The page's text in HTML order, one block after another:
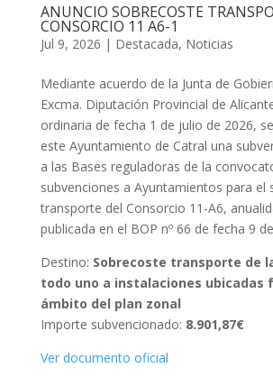
ANUNCIO SOBRECOSTE
CONSORCIO 11 A6-1
Jul 9, 2026 | Destacada, Noticias
Mediante acuerdo de la Junta de
Excma. Diputación Provincial de
ordinaria de fecha 1 de julio de 2026,
este Ayuntamiento de Catral una
a las Bases reguladoras de la
subvenciones a Ayuntamientos para el
transporte del Consorcio 11-A6,
publicada en el BOP nº 66 de fecha 9
Destino: Sobrecoste transporte de
todo uno a instalaciones ubicadas
ámbito del plan zonal
Importe subvencionado: 8.901,87€
Ver documento oficial